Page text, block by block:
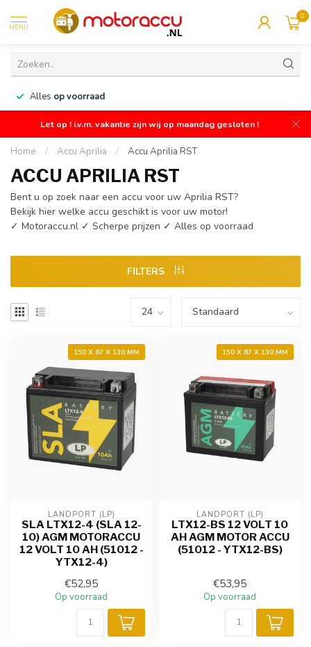
MENU
0
Alles op voorraad
Let op ! i.v.m. vakantie zijn wij op maandag gesloten !
Home / Accu Aprilia / Accu Aprilia RST
ACCU APRILIA RST
Bent u op zoek naar een accu voor uw Aprilia RST?
Bekijk hier welke accu geschikt is voor uw motor!
✓ Motoraccu.nl ✓ Scherpe prijzen ✓ Alles op voorraad
FILTERS
150 X 87 X 130 MM
LANDPORT (LP)
SLA LTX12-4 (SLA 12-
10) AGM MOTORACCU
12 VOLT 10 AH (51012 -
YTX12-4)
€52,95
Op voorraad
150 X 87 X 130 MM
LANDPORT (LP)
LTX12-BS 12 VOLT 10
AH AGM MOTOR ACCU
(51012 - YTX12-BS)
€53,95
Op voorraad